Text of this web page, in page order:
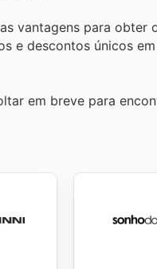
vantagens para obter
e descontos únicos em
em breve para